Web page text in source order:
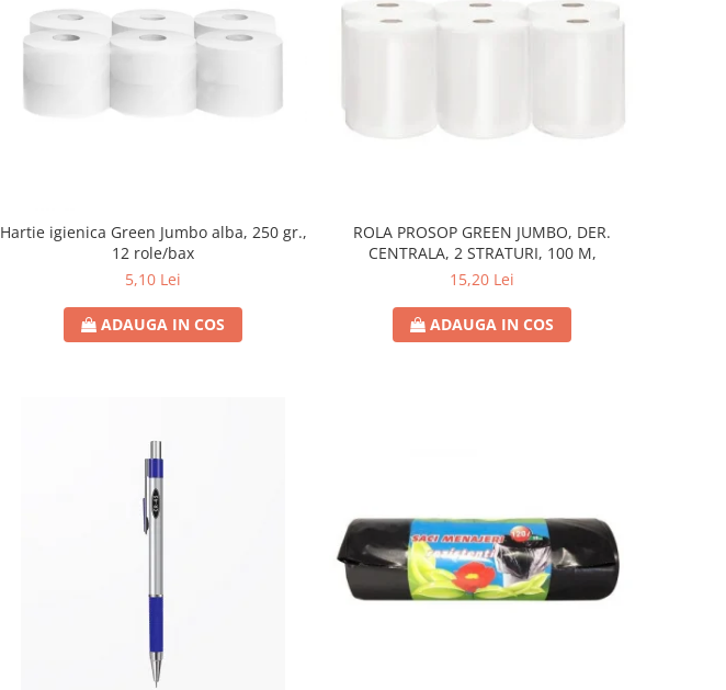
Hartie igienica Green Jumbo alba, 250 gr.,
12 role/bax
5,10 Lei
ADAUGA IN COS
ROLA PROSOP GREEN JUMBO, DER.
CENTRALA, 2 STRATURI, 100 M,
15,20 Lei
ADAUGA IN COS